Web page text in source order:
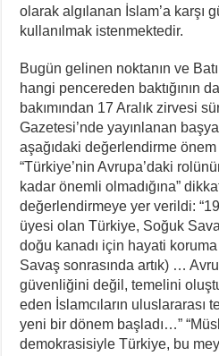
olarak algılanan İslam’a karşı
kullanılmak istenmektedir.
Bugün gelinen noktanın ve
hangi pencereden baktığının
bakımından 17 Aralık zirvesi
Gazetesi’nde yayınlanan
aşağıdaki değerlendirme
“Türkiye’nin Avrupa’daki
kadar önemli olmadığına”
değerlendirmeye yer verildi:
üyesi olan Türkiye, Soğuk
doğu kanadı için hayati
Savaş sonrasında artık) …
güvenliğini değil, temelini
eden İslamcıların uluslararası
yeni bir dönem başladı…”
demokrasisiyle Türkiye, bu